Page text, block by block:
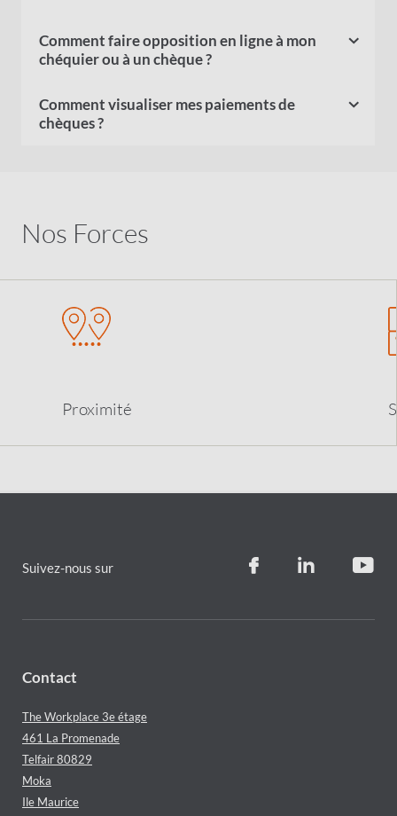
Comment faire opposition en ligne à mon
chéquier ou à un chèque ?
Comment visualiser mes paiements de
chèques ?
Nos Forces
Proximité
Suivez-nous sur
Contact
The Workplace 3e étage
461 La Promenade
Telfair 80829
Moka
Ile Maurice